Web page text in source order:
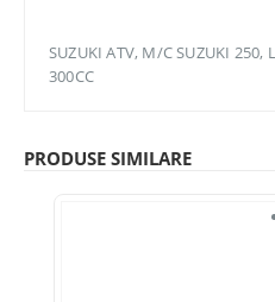
SUZUKI ATV, M/C SUZUKI 250,
300CC
PRODUSE SIMILARE